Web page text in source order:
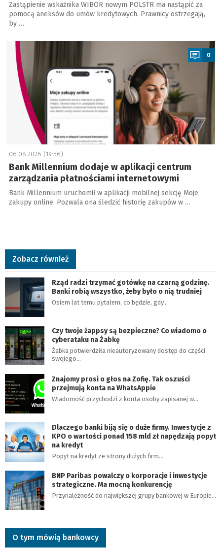
Zastąpienie wskaźnika WIBOR nowym POLSTR ma nastąpić za
pomocą aneksów do umów kredytowych. Prawnicy ostrzegają,
by …
0
06.08.2026 (19:56)
Bank Millennium dodaje w aplikacji centrum
zarządzania płatnościami internetowymi
Bank Millennium uruchomił w aplikacji mobilnej sekcję Moje
zakupy online. Pozwala ona śledzić historię zakupów w …
Zobacz również
Rząd radzi trzymać gotówkę na czarną godzinę.
Banki robią wszystko, żeby było o nią trudniej
Osiem lat temu pytałem, co będzie, gdy…
Czy twoje żappsy są bezpieczne? Co wiadomo o
cyberataku na Żabkę
Żabka potwierdziła nieautoryzowany dostęp do części
swojego…
Znajomy prosi o głos na Zofię. Tak oszuści
przejmują konta na WhatsAppie
Wiadomość przychodzi z konta osoby zapisanej w…
Dlaczego banki biją się o duże firmy. Inwestycje z
KPO o wartości ponad 158 mld zł napędzają popyt
na kredyt
Popyt na kredyt ze strony dużych firm…
BNP Paribas powalczy o korporacje i inwestycje
strategiczne. Ma mocną konkurencję
Przynależność do największej grupy bankowej w Europie…
O tym mówią bankowcy